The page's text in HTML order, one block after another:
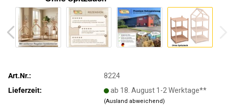
Art.Nr.:
8224
Lieferzeit:
ab 18. August 1-2 Werktage**
(Ausland abweichend)